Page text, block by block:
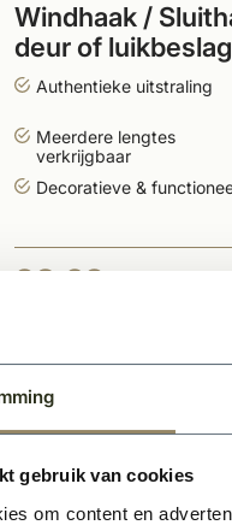
gebruik van cookies
om content en
Windhaak /
deur of
staal met oog
Authentieke uitstraling
Meerdere lengtes
verkrijgbaar
Decoratieve &
23,62